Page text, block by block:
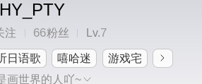
HY_PTY
注 66粉丝 Lv.7
日语歌 嘻哈迷
游戏宅
画世界的人吖~